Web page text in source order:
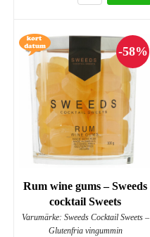
Rum wine gums – Sweeds
cocktail Sweets
Varumärke: Sweeds Cocktail Sweets –
Glutenfria vingummin